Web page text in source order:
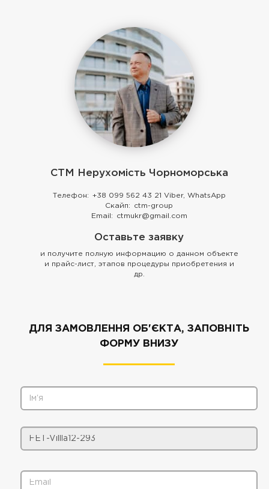
СТМ Нерухомість Чорноморська
Телефон:
+38 099 562 43 21 Viber, WhatsApp
Скайп:
ctm-group
Email:
ctmukr@gmail.com
Оставьте заявку
и получите полную информацию о данном объекте
и прайс-лист, этапов процедуры приобретения и
др.
ДЛЯ ЗАМОВЛЕННЯ ОБ'ЄКТА, ЗАПОВНІТЬ
ФОРМУ ВНИЗУ